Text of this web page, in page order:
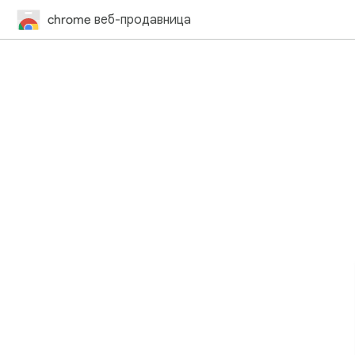
chrome веб-продавница